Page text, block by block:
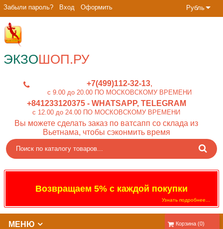
Рубль
Забыли пароль? Вход Оформить
ЭКЗОШОП.РУ
+7(499)112-32-13
c 9.00 до 20.00 ПО МОСКОВСКОМУ ВРЕМЕНИ
+841233120375- WHATSAPP, TELEGRAM
c 12.00 до 24.00 ПО МОСКОВСКОМУ ВРЕМЕНИ
Вы можете сделать заказ по ватсапп со склада из
Вьетнама, чтобы сэконмить время
Возвращаем 5% с каждой покупки
Узнать подробнее...
Корзина (0)
МЕНЮ